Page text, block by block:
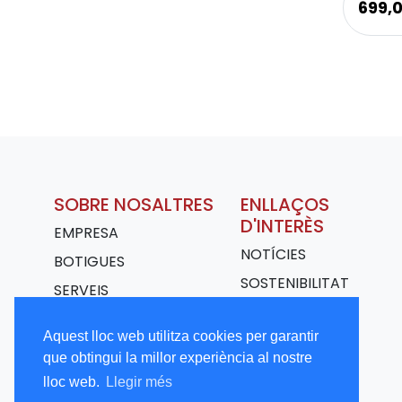
Aquest lloc web utilitza cookies per garantir
que obtingui la millor experiència al nostre
lloc web.
Llegir més
SOBRE NOSALTRES
EMPRESA
BOTIGUES
SERVEIS
TREBALLA AMB
NOSALTRES
ENLLAÇOS
D'INTERÈS
NOTÍCIES
SOSTENIBILITAT